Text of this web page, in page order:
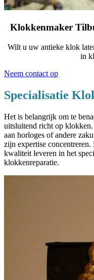
Klokkenmaker
Wilt u uw antieke klok
in
Neem contact op
Specialisatie
Het is belangrijk om te
uitsluitend richt op
aan horloges of andere
zijn expertise
kwaliteit leveren in het
klokkenreparatie.